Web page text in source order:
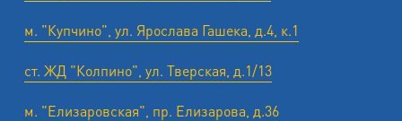
м. "Купчино", ул. Ярослава Гашека, д.4, к.1
ст. ЖД "Колпино", ул. Тверская, д.1/13
м. "Елизаровская", пр. Елизарова, д.36